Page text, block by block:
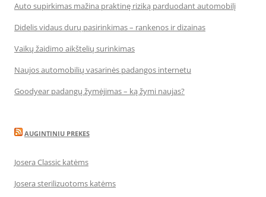
Auto supirkimas mažina praktinę riziką parduodant automobilį
Didelis vidaus durų pasirinkimas – rankenos ir dizainas
Vaikų žaidimo aikštelių surinkimas
Naujos automobilių vasarinės padangos internetu
Goodyear padangų žymėjimas – ką žymi naujas?
AUGINTINIU PREKES
Josera Classic katėms
Josera sterilizuotoms katėms